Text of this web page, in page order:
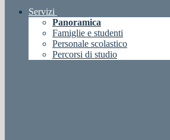
Servizi
Panoramica
Famiglie e studenti
Personale scolastico
Percorsi di studio